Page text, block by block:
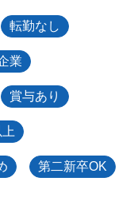
転勤なし
業
賞与あり
第二新卒OK